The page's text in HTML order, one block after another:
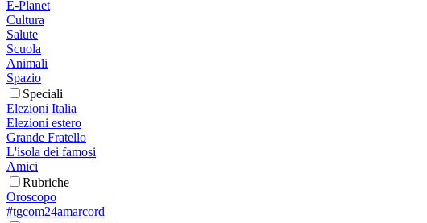
E-Planet
Cultura
Salute
Scuola
Animali
Spazio
Speciali
Elezioni Italia
Elezioni estero
Grande Fratello
L'isola dei famosi
Amici
Rubriche
Oroscopo
#tgcom24amarcord